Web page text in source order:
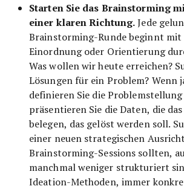
Starten Sie das Brainstorming
einer klaren Richtung.Jede
Brainstorming-Runde beginnt mit
Einordnung oder Orientierung
Was wollen wir heute erreichen?
Lösungen für ein Problem? Wenn
definieren Sie die
präsentieren Sie die Daten, die
belegen, das gelöst werden soll.
einer neuen strategischen
Brainstorming-Sessions sollten,
manchmal weniger strukturiert
Ideation-Methoden, immer